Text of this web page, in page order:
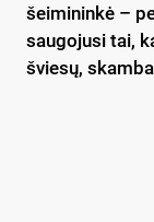
šeimininkė –
saugojusi tai,
šviesų,